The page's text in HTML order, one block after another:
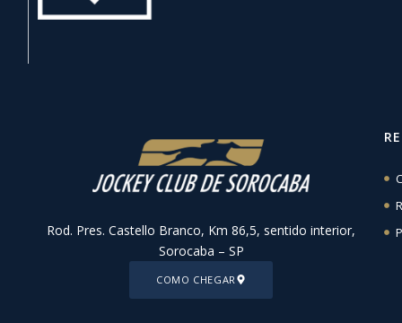
Rod. Pres. Castello Branco, Km 86,5, sentido interior,
Sorocaba – SP
COMO CHEGAR